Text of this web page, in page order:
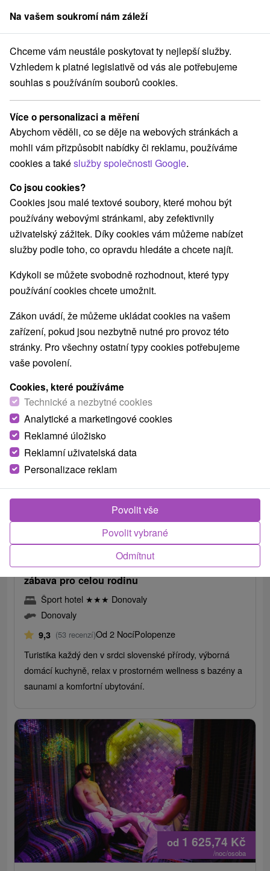
člen skupinySorger
pobyty Stredné Slovensko Banskobystrický kraj Donovaly
Víkendové pobyty Donovaly
Kategorie
Všechny kategorie
Pobyty v akci(2)
Wellness pobyty(2) Víkendové pobyty(2)
Rodinné pobyty (2)
Vyberte lokalitu nebo termín
Nejprodávanější
Obce a města
pro dva
TIP
Akcia
od
/noc/osoba
Dovolená na Donovalech: wellness, sport a
zábava pro celou rodinu
Šport hotel ★★★ Donovaly
Donovaly
9,3 (53 recenzí)Od 2 NocíPolopenze
Turistika každý den v srdci slovenské přírody, výborná
domácí kuchyně, relax v prostorném wellness s bazény a
saunami a komfortní ubytování.
od 1 625,74 Kč
/noc/osoba
Na vašem soukromí nám záleží
Chceme vám neustále poskytovat ty nejlepší služby.
Vzhledem k platné legislativě od vás ale potřebujeme
souhlas s používáním souborů cookies.
Více o personalizaci a měření
Abychom věděli, co se děje na webových stránkách a
mohli vám přizpůsobit nabídky či reklamu, používáme
cookies a takéslužby společnosti Google.
Co jsou cookies?
Cookies jsou malé textové soubory, které mohou být
používány webovými stránkami, aby zefektivnily
uživatelský zážitek. Díky cookies vám můžeme nabízet
služby podle toho, co opravdu hledáte a chcete najít.
Kdykoli se můžete svobodně rozhodnout, které typy
používání cookies chcete umožnit.
Zákon uvádí, že můžeme ukládat cookies na vašem
zařízení, pokud jsou nezbytně nutné pro provoz této
stránky. Pro všechny ostatní typy cookies potřebujeme
vaše povolení.
Cookies, které používáme
Technické a nezbytné cookies
Analytické a marketingové cookies
Reklamné úložisko
Reklamní uživatelská data
Personalizace reklam
Odmítnut
Povolit vybrané
Povolit vše